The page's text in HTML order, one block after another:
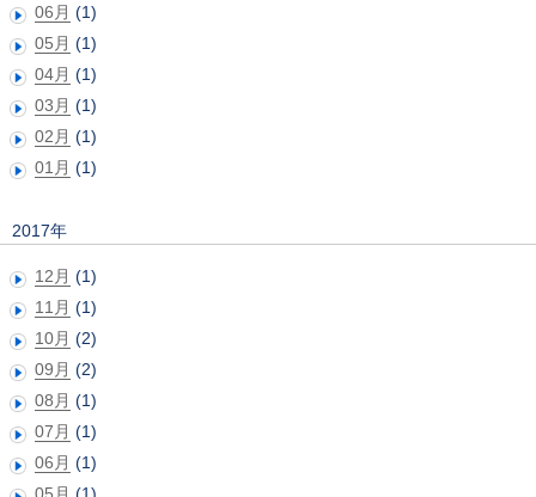
06月 (1)
05月 (1)
04月 (1)
03月 (1)
02月 (1)
01月 (1)
2017年
12月 (1)
11月 (1)
10月 (2)
09月 (2)
08月 (1)
07月 (1)
06月 (1)